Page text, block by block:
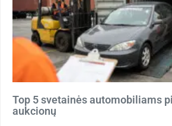
Top 5 svetainės automobiliams
aukcionų